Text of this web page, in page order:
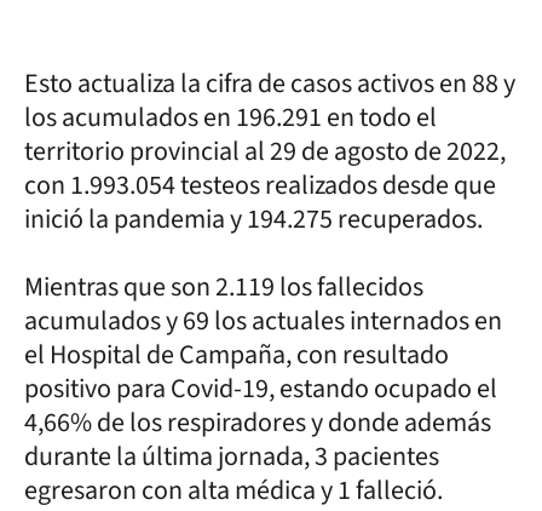
Esto actualiza la cifra de casos activos en 88 y
los acumulados en 196.291 en todo el
territorio provincial al 29 de agosto de 2022,
con 1.993.054 testeos realizados desde que
inició la pandemia y 194.275 recuperados.
Mientras que son 2.119 los fallecidos
acumulados y 69 los actuales internados en
el Hospital de Campaña, con resultado
positivo para Covid-19, estando ocupado el
4,66% de los respiradores y donde además
durante la última jornada, 3 pacientes
egresaron con alta médica y 1 falleció.